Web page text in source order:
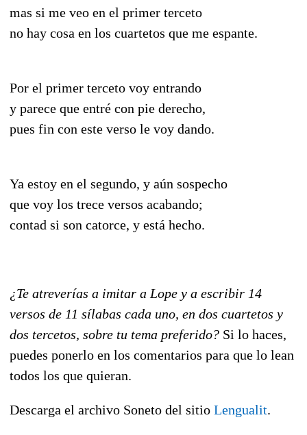
mas si me veo en el primer terceto
no hay cosa en los cuartetos que me espante.
Por el primer terceto voy entrando
y parece que entré con pie derecho,
pues fin con este verso le voy dando.
Ya estoy en el segundo, y aún sospecho
que voy los trece versos acabando;
contad si son catorce, y está hecho.
¿Te atreverías a imitar a Lope y a escribir 14
versos de 11 sílabas cada uno, en dos cuartetos y
dos tercetos, sobre tu tema preferido? Si lo haces,
puedes ponerlo en los comentarios para que lo lean
todos los que quieran.
Descarga el archivo Soneto del sitio Lengualit.